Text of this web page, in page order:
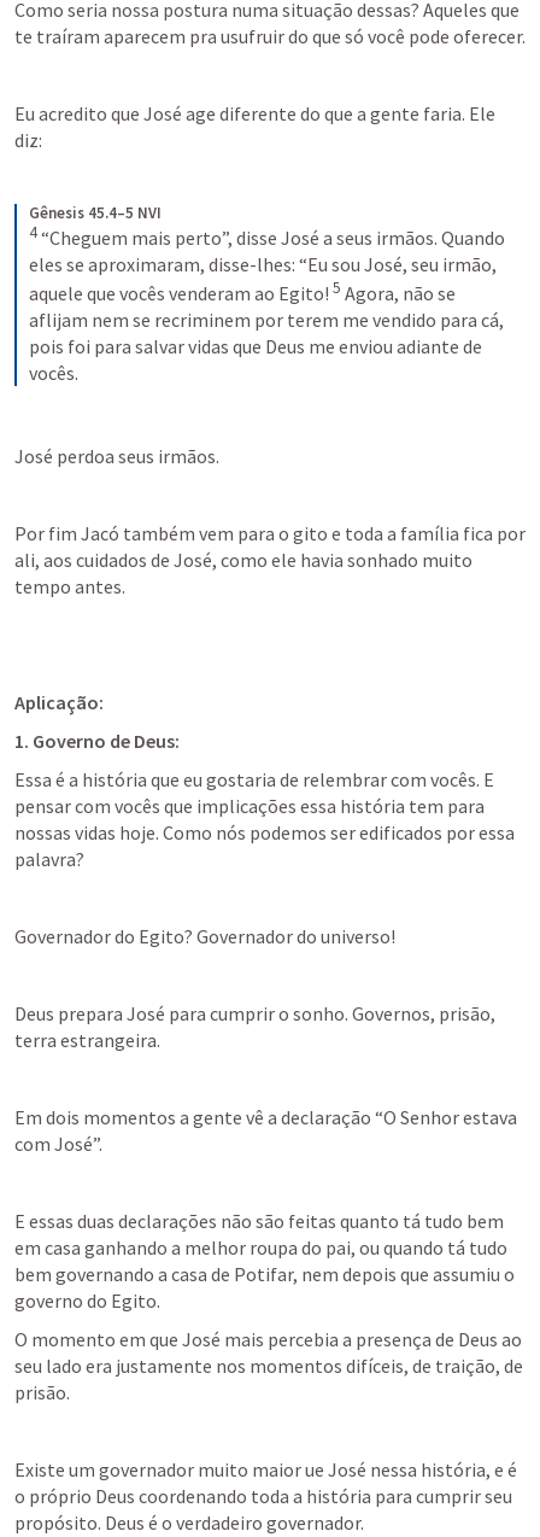
Como seria nossa postura numa situação dessas? Aqueles que
te traíram aparecem pra usufruir do que só você pode oferecer.
Eu acredito que José age diferente do que a gente faria. Ele
diz:
Gênesis 45.4–5 NVI
4“Cheguem mais perto”, disse José a seus irmãos. Quando
eles se aproximaram, disse-lhes: “Eu sou José, seu irmão,
aquele que vocês venderam ao Egito! 5 Agora, não se
aflijam nem se recriminem por terem me vendido para cá,
pois foi para salvar vidas que Deus me enviou adiante de
vocês.
José perdoa seus irmãos.
Por fim Jacó também vem para o gito e toda a família fica por
ali, aos cuidados de José, como ele havia sonhado muito
tempo antes.
Aplicação:
1. Governo de Deus:
Essa é a história que eu gostaria de relembrar com vocês. E
pensar com vocês que implicações essa história tem para
nossas vidas hoje. Como nós podemos ser edificados por essa
palavra?
Governador do Egito? Governador do universo!
Deus prepara José para cumprir o sonho. Governos, prisão,
terra estrangeira.
Em dois momentos a gente vê a declaração “O Senhor estava
com José”.
E essas duas declarações não são feitas quanto tá tudo bem
em casa ganhando a melhor roupa do pai, ou quando tá tudo
bem governando a casa de Potifar, nem depois que assumiu o
governo do Egito.
O momento em que José mais percebia a presença de Deus ao
seu lado era justamente nos momentos difíceis, de traição, de
prisão.
Existe um governador muito maior ue José nessa história, e é
o próprio Deus coordenando toda a história para cumprir seu
propósito. Deus é o verdadeiro governador.